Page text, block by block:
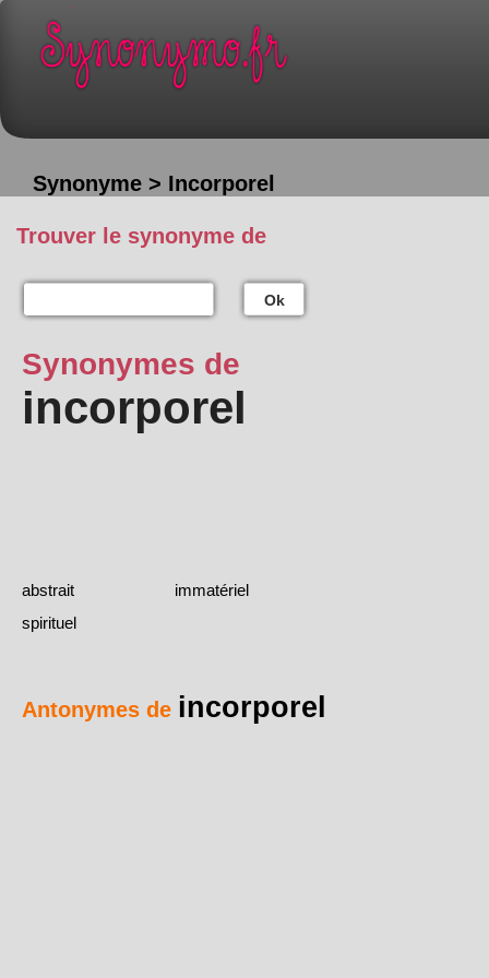
Synonyme > Incorporel
Trouver le synonyme de
Ok
Synonymes de
incorporel
abstrait
immatériel
spirituel
Antonymes de incorporel